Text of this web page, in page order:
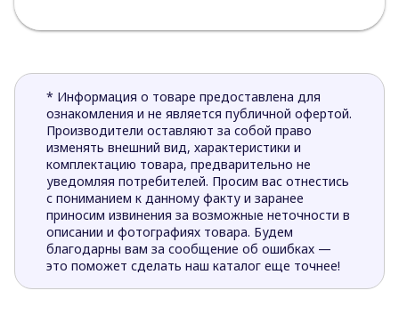
* Информация о товаре предоставлена для
ознакомления и не является публичной офертой.
Производители оставляют за собой право
изменять внешний вид, характеристики и
комплектацию товара, предварительно не
уведомляя потребителей. Просим вас отнестись
с пониманием к данному факту и заранее
приносим извинения за возможные неточности в
описании и фотографиях товара. Будем
благодарны вам за сообщение об ошибках —
это поможет сделать наш каталог еще точнее!